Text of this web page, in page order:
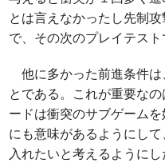
とは言えなかったし先制
で、その次のプレイテスト
他に多かった前進条件は
とである。これが重要な
ードは衝突のサブゲーム
にも意味があるようにし
入れたいと考えるように